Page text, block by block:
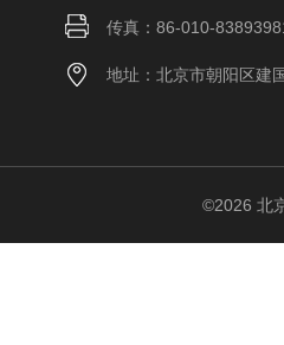
传真：86-010-
地址：北京市朝阳区建
©2026 北